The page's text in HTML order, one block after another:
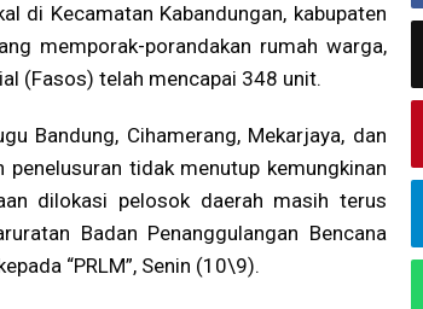
di Kecamatan Kabandungan, kabupaten
memporak-porandakan rumah warga,
(Fasos) telah mencapai 348 unit.
Bandung, Cihamerang, Mekarjaya, dan
penelusuran tidak menutup kemungkinan
dilokasi pelosok daerah masih terus
Badan Penanggulangan Bencana
“PRLM”, Senin (10\9).